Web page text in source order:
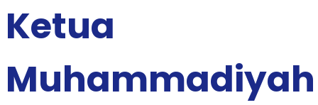
Ketua
Muhammadiyah